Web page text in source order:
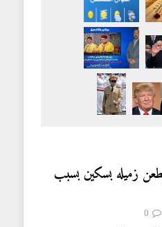
زميله بسكين بسبب
0